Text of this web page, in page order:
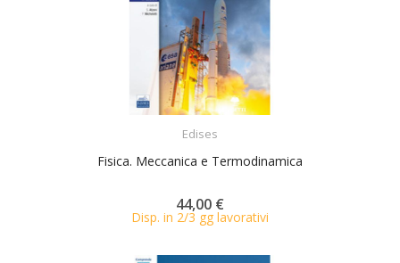
Edises
Fisica. Meccanica e Termodinamica
44,00 €
Disp. in 2/3 gg lavorativi